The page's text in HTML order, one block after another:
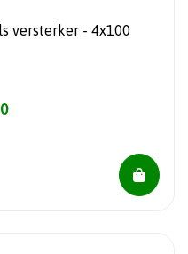
versterker - 4x100